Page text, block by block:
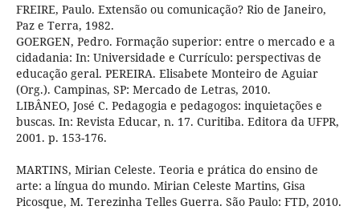
FREIRE, Paulo. Extensão ou comunicação? Rio de Janeiro,
Paz e Terra, 1982.
GOERGEN, Pedro. Formação superior: entre o mercado e a
cidadania: In: Universidade e Currículo: perspectivas de
educação geral. PEREIRA. Elisabete Monteiro de Aguiar
(Org.). Campinas, SP: Mercado de Letras, 2010.
LIBÂNEO, José C. Pedagogia e pedagogos: inquietações e
buscas. In: Revista Educar, n. 17. Curitiba. Editora da UFPR,
2001. p. 153-176.
MARTINS, Mirian Celeste. Teoria e prática do ensino de
arte: a língua do mundo. Mirian Celeste Martins, Gisa
Picosque, M. Terezinha Telles Guerra. São Paulo: FTD, 2010.